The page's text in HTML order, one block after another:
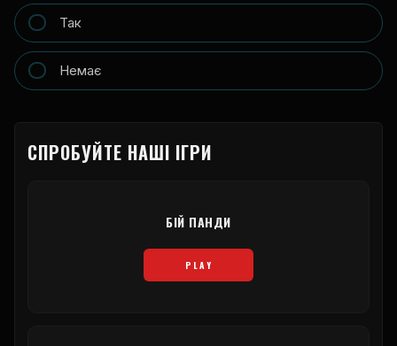
Так
Немає
СПРОБУЙТЕ НАШІ ІГРИ
БІЙ ПАНДИ
PLAY